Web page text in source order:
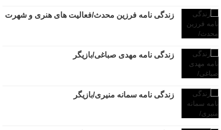
زندگی نامه فرزین محدث/فعالیت های هنری و شهرت
زندگی نامه مهدی صباغی/بازیگر
زندگی نامه سمانه منیری/بازیگر